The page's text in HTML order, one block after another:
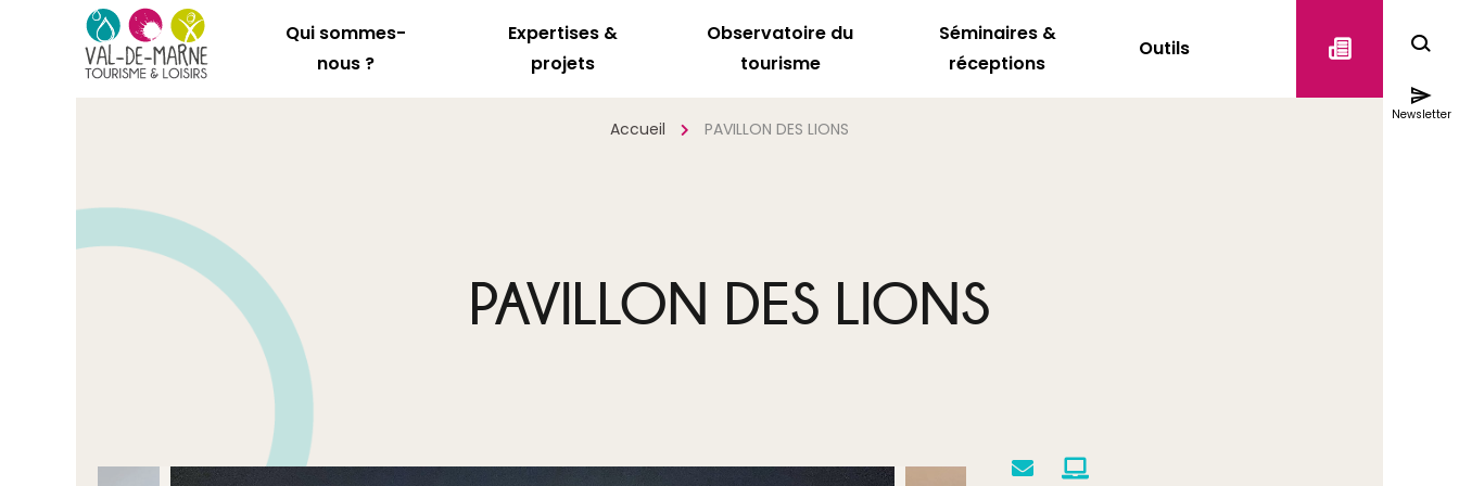
Qui sommes-
nous ?
Expertises &
projets
Observatoire du
tourisme
Séminaires &
réceptions
Outils
Accueil PAVILLON DES LIONS
Newsletter
PAVILLON DES LIONS